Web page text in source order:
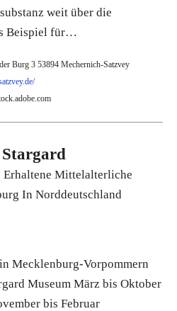
weit über die
Beispiel für…
Burg 3 53894 Mechernich-Satzvey
Erhaltene Mittelalterliche
In Norddeutschland
Mecklenburg-Vorpommern
Museum März bis Oktober
bis Februar